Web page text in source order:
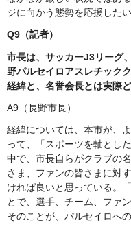
ジに向かう態勢を応援した
Q9（記者）
市長は、サッカーJ3リーグ
野パルセイロアスレチック
経緯と、名誉会長とは実際
A9（長野市長）
経緯については、本市が、
って、「スポーツを軸とし
中で、市長自らがクラブの
さま、ファンの皆さまに対
ければ良いと思っている。
とで、選手、チーム、ファ
そのことが、パルセイロへ